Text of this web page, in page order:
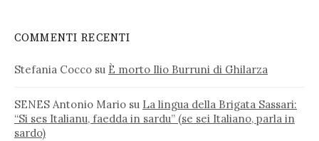
COMMENTI RECENTI
Stefania Cocco su È morto Ilio Burruni di Ghilarza
SENES Antonio Mario su La lingua della Brigata Sassari:
“Si ses Italianu, faedda in sardu” (se sei Italiano, parla in
sardo)